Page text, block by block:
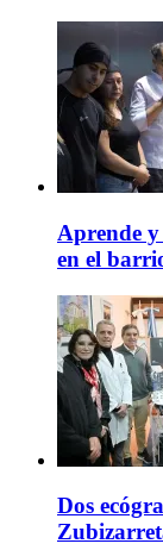
Aprende
en el
Dos